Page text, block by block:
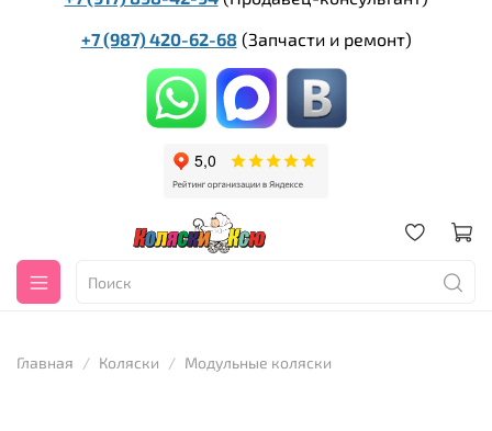
+7 (987) 420-62-68 (Запчасти и ремонт)
Главная Коляски Модульные коляски